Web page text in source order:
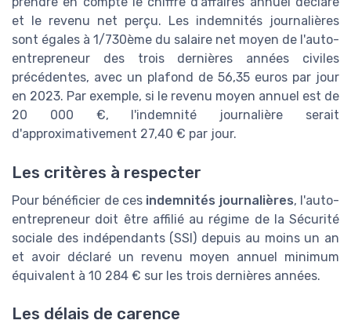
et le revenu net perçu. Les indemnités journalières
sont égales à 1/730ème du salaire net moyen de l'auto-
entrepreneur des trois dernières années civiles
précédentes, avec un plafond de 56,35 euros par jour
en 2023. Par exemple, si le revenu moyen annuel est de
20 000 €, l'indemnité journalière serait
d'approximativement 27,40 € par jour.
Les critères à respecter
Pour bénéficier de ces indemnités journalières, l'auto-
entrepreneur doit être affilié au régime de la Sécurité
sociale des indépendants (SSI) depuis au moins un an
et avoir déclaré un revenu moyen annuel minimum
équivalent à 10 284 € sur les trois dernières années.
Les délais de carence